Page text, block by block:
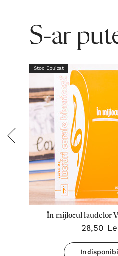
S-ar
Stoc Epuizat
În mijlocul laudelor
28,50